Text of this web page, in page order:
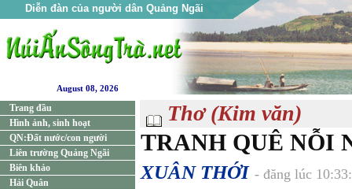
Diễn đàn của người dân Quảng Ngãi
August 08, 2026
Trang đầu
Hình ảnh, sinh hoạt
QN:Đất nước/con người
Liên trường Quảng Ngãi
Biên khảo
Hải Quân
Thơ (Kim văn)
TRANH QUÊ NỖI
XUÂN THỚI - đăng lúc